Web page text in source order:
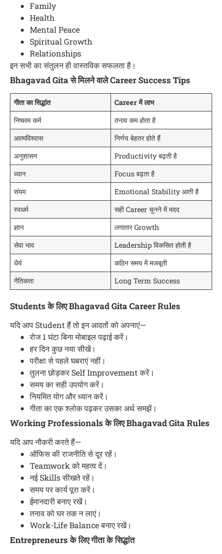
Family
Health
Mental Peace
Spiritual Growth
Relationships
इन सभी का संतुलन ही वास्तविक सफलता है।
Bhagavad Gita से मिलने वाले Career Success Tips
गीता का सिद्धांत
Career में लाभ
निष्काम कर्म
तनाव कम होता है
आत्मविश्वास
निर्णय बेहतर होते हैं
अनुशासन
Productivity बढ़ती है
ध्यान
Focus बढ़ता है
संयम
Emotional Stability आती है
स्वधर्म
सही Career चुनने में मदद
ज्ञान
लगातार Growth
सेवा भाव
Leadership विकसित होती है
धैर्य
कठिन समय में मजबूती
नैतिकता
Long Term Success
Students के लिए Bhagavad Gita Career Rules
यदि आप Student हैं तो इन आदतों को अपनाएं—
रोज 1 घंटा बिना मोबाइल पढ़ाई करें।
हर दिन कुछ नया सीखें।
परीक्षा से पहले घबराएं नहीं।
तुलना छोड़कर Self Improvement करें।
समय का सही उपयोग करें।
नियमित योग और ध्यान करें।
गीता का एक श्लोक पढ़कर उसका अर्थ समझें।
Working Professionals के लिए Bhagavad Gita Rules
यदि आप नौकरी करते हैं—
ऑफिस की राजनीति से दूर रहें।
Teamwork को महत्व दें।
नई Skills सीखते रहें।
समय पर कार्य पूरा करें।
ईमानदारी बनाए रखें।
तनाव को घर तक न लाएं।
Work-Life Balance बनाए रखें।
Entrepreneurs के लिए गीता के सिद्धांत